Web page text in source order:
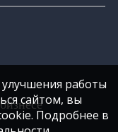
работы
сайтом, вы
Подробнее в